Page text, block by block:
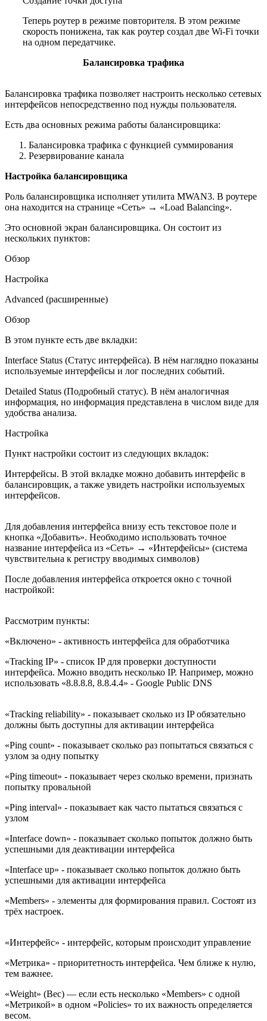
Теперь роутер в режиме повторителя. В этом режиме
скорость понижена, так как роутер создал две Wi-Fi точки
на одном передатчике.
Балансировка трафика
Балансировка трафика позволяет настроить несколько сетевых
интерфейсов непосредственно под нужды пользователя.
Есть два основных режима работы балансировщика:
Балансировка трафика с функцией суммирования
Резервирование канала
Настройка балансировщика
Роль балансировщика исполняет утилита MWAN3. В роутере
она находится на странице «Сеть» → «Load Balancing».
Это основной экран балансировщика. Он состоит из
нескольких пунктов:
Обзор
Настройка
Advanced (расширенные)
Обзор
В этом пункте есть две вкладки:
Interface Status (Статус интерфейса). В нём наглядно показаны
используемые интерфейсы и лог последних событий.
Detailed Status (Подробный статус). В нём аналогичная
информация, но информация представлена в числом виде для
удобства анализа.
Настройка
Пункт настройки состоит из следующих вкладок:
Интерфейсы. В этой вкладке можно добавить интерфейс в
балансировщик, а также увидеть настройки используемых
интерфейсов.
Для добавления интерфейса внизу есть текстовое поле и
кнопка «Добавить». Необходимо использовать точное
название интерфейса из «Сеть» → «Интерфейсы» (система
чувствительна к регистру вводимых символов)
После добавления интерфейса откроется окно с точной
настройкой:
Рассмотрим пункты:
«Включено» - активность интерфейса для обработчика
«Tracking IP» - список IP для проверки доступности
интерфейса. Можно вводить несколько IP. Например, можно
использовать «8.8.8.8, 8.8.4.4» - Google Public DNS
«Tracking reliability» - показывает сколько из IP обязательно
должны быть доступны для активации интерфейса
«Ping count» - показывает сколько раз попытаться связаться с
узлом за одну попытку
«Ping timeout» - показывает через сколько времени, признать
попытку провальной
«Ping interval» - показывает как часто пытаться связаться с
узлом
«Interface down» - показывает сколько попыток должно быть
успешными для деактивации интерфейса
«Interface up» - показывает сколько попыток должно быть
успешными для активации интерфейса
«Members» - элементы для формирования правил. Состоят из
трёх настроек.
«Интерфейс» - интерфейс, которым происходит управление
«Метрика» - приоритетность интерфейса. Чем ближе к нулю,
тем важнее.
«Weight» (Вес) — если есть несколько «Members» с одной
«Метрикой» в одном «Policies» то их важность определяется
весом.